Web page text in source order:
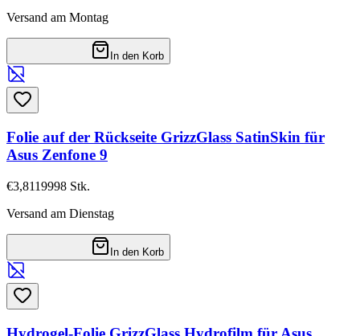
Versand am Montag
In den Korb
Folie auf der Rückseite GrizzGlass SatinSkin für
Asus Zenfone 9
€3,8119998 Stk.
Versand am Dienstag
In den Korb